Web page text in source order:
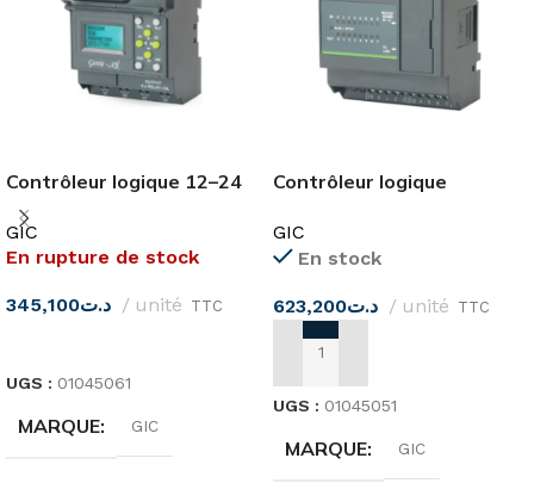
Contrôleur logique 12–24
VCC GIC
GIC
En rupture de stock
د.ت345,100 unité TTC
UGS : 01045061
MARQUE GIC
Contrôleur logique
24DC PC10BD16001D1
GIC
GIC
En stock
د.ت623,200 unité TTC
AJOUTER AU PANIER
UGS : 01045051
MARQUE GIC